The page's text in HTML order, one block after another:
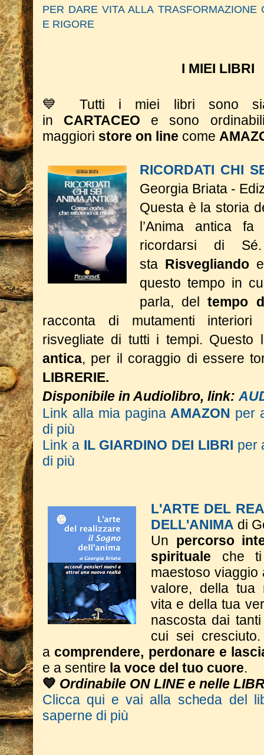
PER DARE VITA ALLA TRASFORMAZIONE
E RIGORE
I MIEI LIBRI
💙 Tutti i miei libri sono
in CARTACEO e sono
maggiori store on line come
RICORDATI CHI
Georgia Briata -
Questa è la storia
l’Anima antica
ricordarsi di
sta Risvegliando
questo tempo in
parla, deltempo
racconta di mutamenti
risvegliate di tutti i tempi.
antica, per il coraggio di essere
LIBRERIE.
Disponibile in Audiolibro, link:
Link alla mia pagina AMAZON per
di più
Link a IL GIARDINO DEI LIBRI per
di più
L'ARTE DEL
DELL'ANIMA di
Un percorso
spirituale che ti
maestoso viaggio
valore, della tua
vita e della tua
nascosta dai
cui sei
a comprendere, perdonare e
e a sentire la voce del tuo cuore.
💙 Ordinabile ON LINE e nelle
Clicca qui e vai alla scheda del
saperne di più